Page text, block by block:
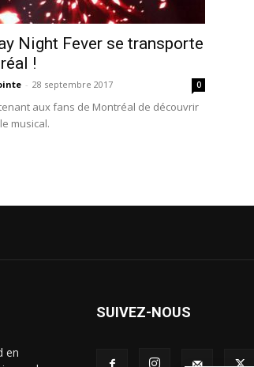
Night Fever se transporte
!
- 28 septembre 2017 0
aux fans de Montréal de découvrir
musical.
en
SUIVEZ-NOUS